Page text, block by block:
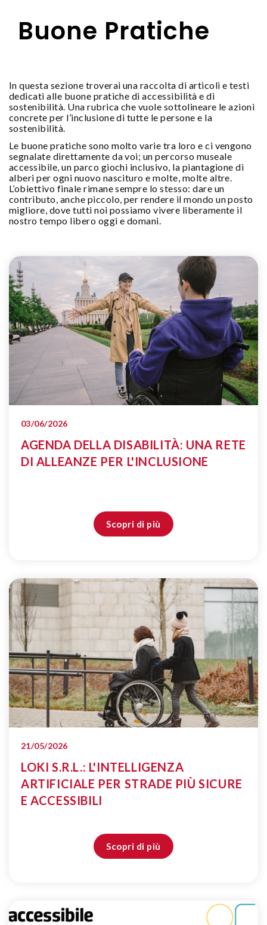
Buone Pratiche
In questa sezione troverai una raccolta di articoli e testi
dedicati alle buone pratiche di accessibilità e di
sostenibilità. Una rubrica che vuole sottolineare le azioni
concrete per l’inclusione di tutte le persone e la
sostenibilità.
Le buone pratiche sono molto varie tra loro e ci vengono
segnalate direttamente da voi; un percorso museale
accessibile, un parco giochi inclusivo, la piantagione di
alberi per ogni nuovo nascituro e molte, molte altre.
L’obiettivo finale rimane sempre lo stesso: dare un
contributo, anche piccolo, per rendere il mondo un posto
migliore, dove tutti noi possiamo vivere liberamente il
nostro tempo libero oggi e domani.
03/06/2026
AGENDA DELLA DISABILITÀ: UNA RETE
DI ALLEANZE PER L'INCLUSIONE
Scopri di più
21/05/2026
LOKI S.R.L.: L'INTELLIGENZA
ARTIFICIALE PER STRADE PIÙ SICURE
E ACCESSIBILI
Scopri di più